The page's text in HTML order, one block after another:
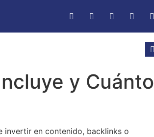
y Cuánto
invertir en contenido, backlinks o